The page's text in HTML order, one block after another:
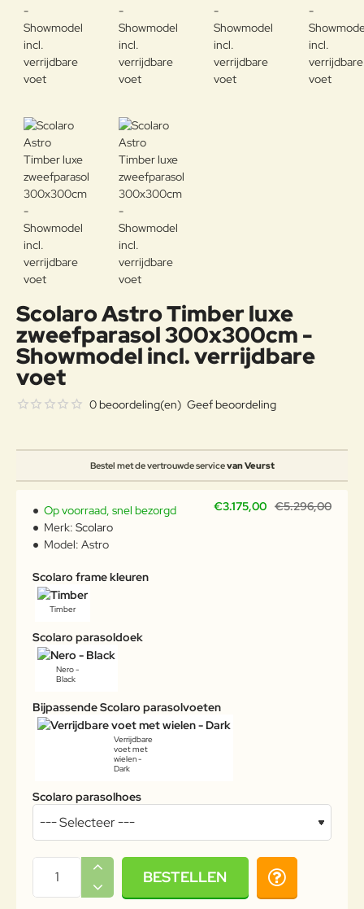
Scolaro Astro Timber luxe
zweefparasol 300x300cm -
Showmodel incl. verrijdbare
voet
Bestel met de vertrouwde servicevan Veurst
0 beoordeling(en) Geef beoordeling
€3.175,00 €5.296,00
Op voorraad, snel bezorgd
Merk: Scolaro
Model: Astro
Scolaro frame kleuren
Timber
Scolaro parasoldoek
Nero -
Black
Bijpassende Scolaro parasolvoeten
Verrijdbare
voet met
wielen -
Dark
Scolaro parasolhoes
BESTELLEN